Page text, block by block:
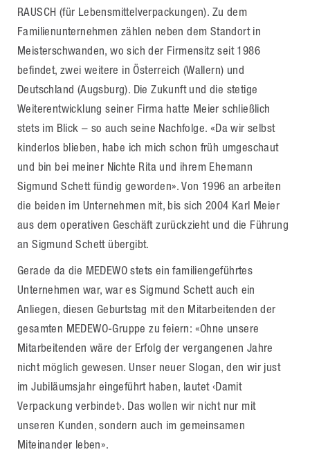
RAUSCH (für Lebensmittelverpackungen). Zu dem
Familienunternehmen zählen neben dem Standort in
Meisterschwanden, wo sich der Firmensitz seit 1986
befindet, zwei weitere in Österreich (Wallern) und
Deutschland (Augsburg). Die Zukunft und die stetige
Weiterentwicklung seiner Firma hatte Meier schließlich
stets im Blick – so auch seine Nachfolge. «Da wir selbst
kinderlos blieben, habe ich mich schon früh umgeschaut
und bin bei meiner Nichte Rita und ihrem Ehemann
Sigmund Schett fündig geworden». Von 1996 an arbeiten
die beiden im Unternehmen mit, bis sich 2004 Karl Meier
aus dem operativen Geschäft zurückzieht und die Führung
an Sigmund Schett übergibt.
Gerade da die MEDEWO stets ein familiengeführtes
Unternehmen war, war es Sigmund Schett auch ein
Anliegen, diesen Geburtstag mit den Mitarbeitenden der
gesamten MEDEWO-Gruppe zu feiern: «Ohne unsere
Mitarbeitenden wäre der Erfolg der vergangenen Jahre
nicht möglich gewesen. Unser neuer Slogan, den wir just
im Jubiläumsjahr eingeführt haben, lautet ‹Damit
Verpackung verbindet›. Das wollen wir nicht nur mit
unseren Kunden, sondern auch im gemeinsamen
Miteinander leben».